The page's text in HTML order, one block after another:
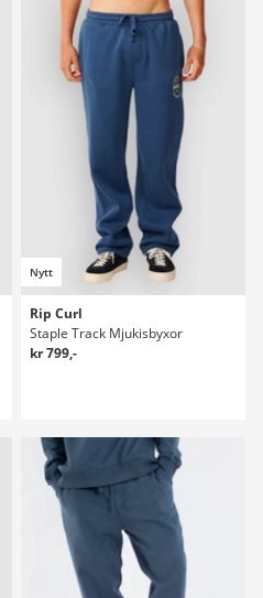
Nytt
Rip Curl
Staple Track Mjukisbyxor
kr 799,-